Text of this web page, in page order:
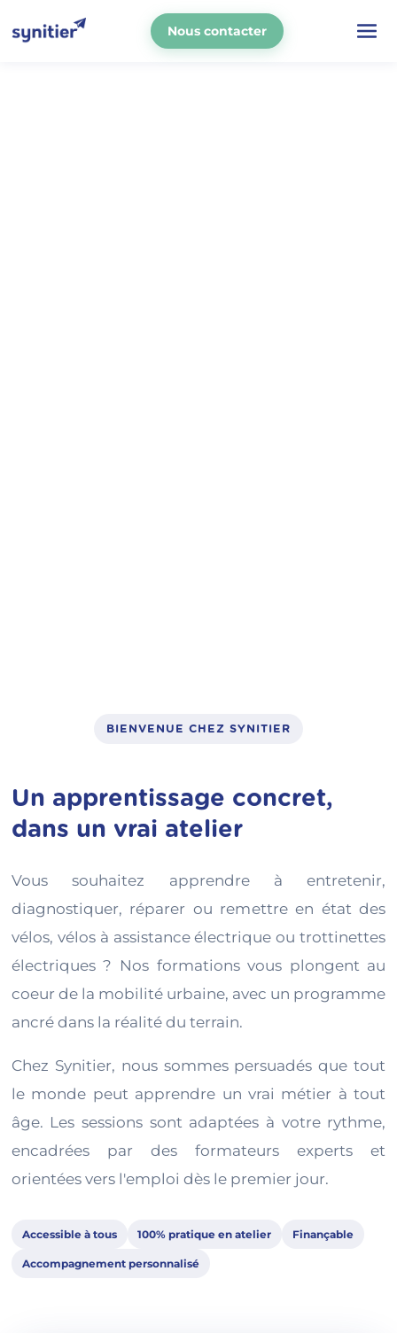
Nous contacter
BIENVENUE CHEZ SYNITIER
Un apprentissage concret,
dans un vrai atelier
Vous souhaitez apprendre à entretenir,
diagnostiquer, réparer ou remettre en état des
vélos, vélos à assistance électrique ou trottinettes
électriques ? Nos formations vous plongent au
coeur de la mobilité urbaine, avec un programme
ancré dans la réalité du terrain.
Chez Synitier, nous sommes persuadés que tout
le monde peut apprendre un vrai métier à tout
âge. Les sessions sont adaptées à votre rythme,
encadrées par des formateurs experts et
orientées vers l'emploi dès le premier jour.
Accessible à tous 100% pratique en atelier Finançable
Accompagnement personnalisé